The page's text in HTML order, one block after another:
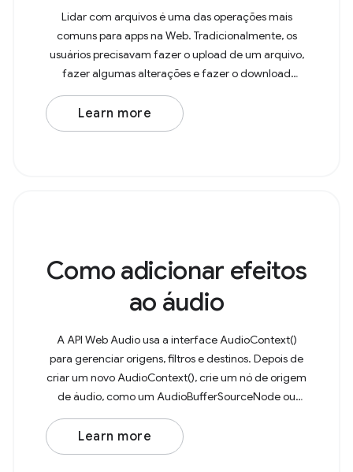
Lidar com arquivos é uma das operações mais
comuns para apps na Web. Tradicionalmente, os
usuários precisavam fazer o upload de um arquivo,
fazer algumas alterações e fazer o download
novamente, resultando em uma cópia na pasta
"Downloads". Com a API
Learn more
Como adicionar efeitos
ao áudio
A API Web Audio usa a interface AudioContext()
para gerenciar origens, filtros e destinos. Depois de
criar um novo AudioContext(), crie um nó de origem
de áudio, como um AudioBufferSourceNode ou
OscillatorNode. Como exemplo, considere um
oscilador
Learn more